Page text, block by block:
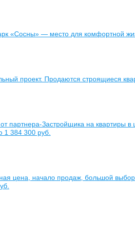
«Сосны» — место для комфортной
проект. Продаются строящиеся
партнера-Застройщика на квартиры
1 384 300 руб.
цена, начало продаж, большой